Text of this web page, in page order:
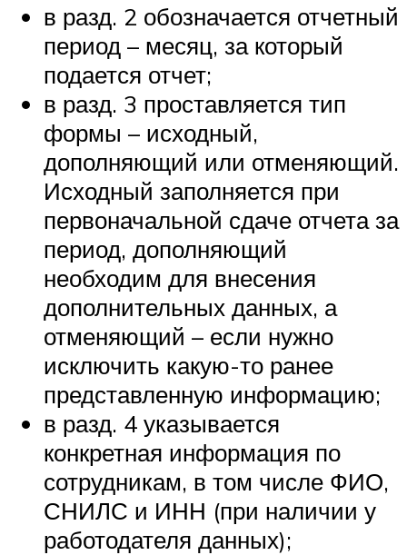
в разд. 2 обозначается отчетный
период – месяц, за который
подается отчет;
в разд. 3 проставляется тип
формы – исходный,
дополняющий или отменяющий.
Исходный заполняется при
первоначальной сдаче отчета за
период, дополняющий
необходим для внесения
дополнительных данных, а
отменяющий – если нужно
исключить какую-то ранее
представленную информацию;
в разд. 4 указывается
конкретная информация по
сотрудникам, в том числе ФИО,
СНИЛС и ИНН (при наличии у
работодателя данных);